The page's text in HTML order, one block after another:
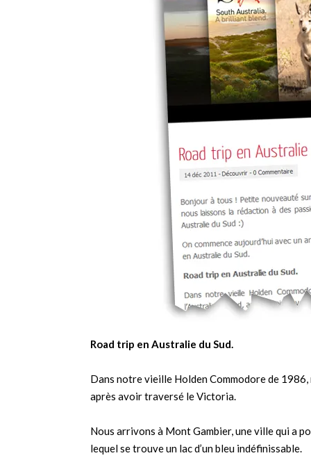
Road trip en Australie du Sud.
Dans notre vieille Holden Commodore de
après avoir traversé le Victoria.
Nous arrivons à Mont Gambier, une ville qui a
lequel se trouve un lac d’un bleu indéfinissable.